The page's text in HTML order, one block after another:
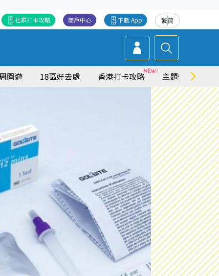
繁简
下載 App
商戶中心
社群打卡攻略
圍遊 18區好去處 香港打卡攻略 主題特集